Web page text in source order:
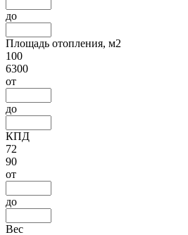
до
Площадь отопления, м2
100
6300
от
до
КПД
72
90
от
до
Вес